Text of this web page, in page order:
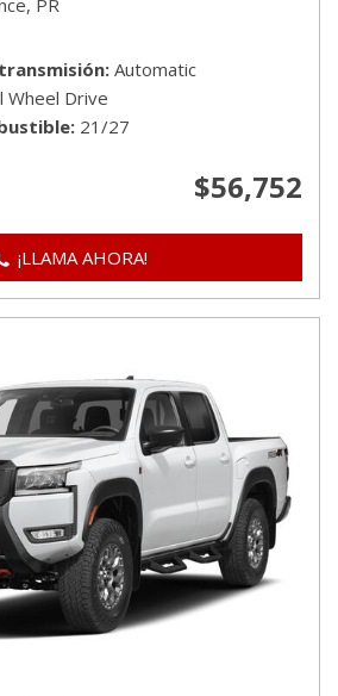
PR
Automatic
Wheel Drive
21/27
$56,752
¡LLAMA AHORA!